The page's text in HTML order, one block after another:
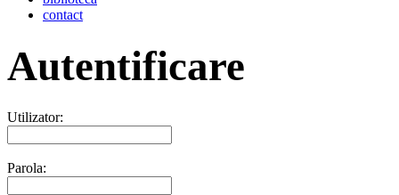
contact
Autentificare
Utilizator:
Parola: